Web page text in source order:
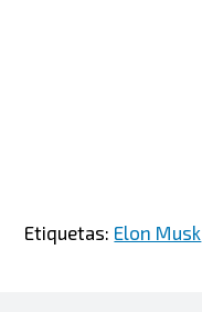
Etiquetas: Elon Musk